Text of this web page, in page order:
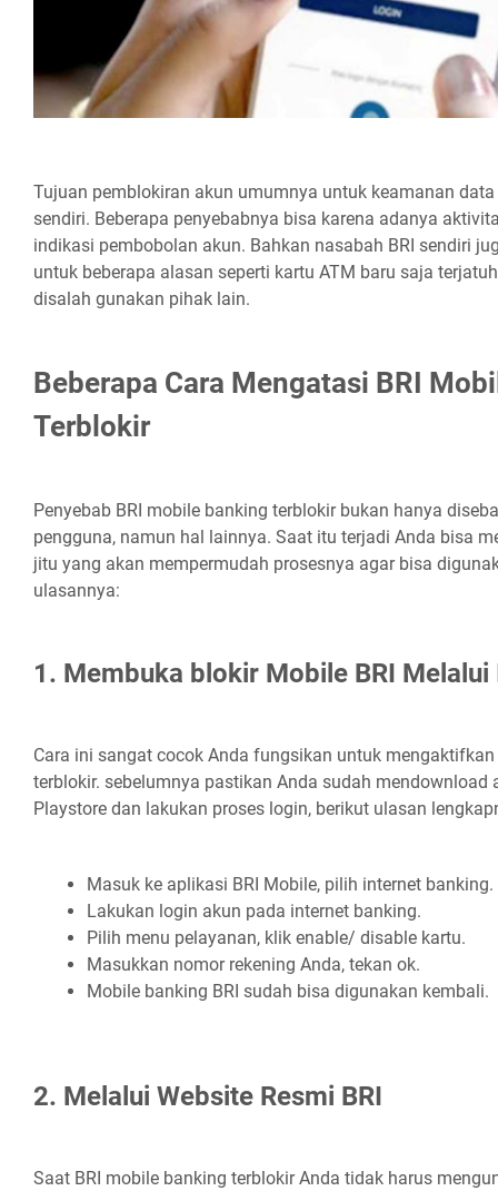
Tujuan pemblokiran akun umumnya untuk keamanan
sendiri. Beberapa penyebabnya bisa karena adanya
indikasi pembobolan akun. Bahkan nasabah BRI sendiri
untuk beberapa alasan seperti kartu ATM baru saja
disalah gunakan pihak lain.
Beberapa Cara Mengatasi BRI
Terblokir
Penyebab BRI mobile banking terblokir bukan hanya
pengguna, namun hal lainnya. Saat itu terjadi Anda bisa
jitu yang akan mempermudah prosesnya agar bisa
ulasannya:
1. Membuka blokir Mobile BRI
Cara ini sangat cocok Anda fungsikan untuk
terblokir. sebelumnya pastikan Anda sudah mendownload
Playstore dan lakukan proses login, berikut ulasan
Masuk ke aplikasi BRI Mobile, pilih internet banking.
Lakukan login akun pada internet banking.
Pilih menu pelayanan, klik enable/ disable kartu.
Masukkan nomor rekening Anda, tekan ok.
Mobile banking BRI sudah bisa digunakan kembali.
2. Melalui Website Resmi BRI
Saat BRI mobile banking terblokir Anda tidak harus